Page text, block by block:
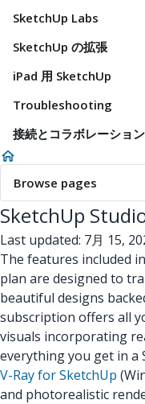
SketchUp Labs
SketchUp の拡張
iPad 用 SketchUp
Troubleshooting
接続とコラボレーション
Browse pages
SketchUp
Last updated: 7月 15,
The features included
plan are designed to
beautiful designs
subscription offers all
visuals incorporating
everything you get in a
V-Ray for SketchUp
and photorealistic